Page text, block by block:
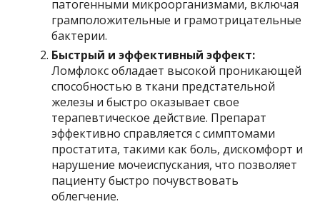
патогенными микроорганизмами, включая
грамположительные и грамотрицательные
бактерии.
Быстрый и эффективный эффект:
Ломфлокс обладает высокой проникающей
способностью в ткани предстательной
железы и быстро оказывает свое
терапевтическое действие. Препарат
эффективно справляется с симптомами
простатита, такими как боль, дискомфорт и
нарушение мочеиспускания, что позволяет
пациенту быстро почувствовать
облегчение.